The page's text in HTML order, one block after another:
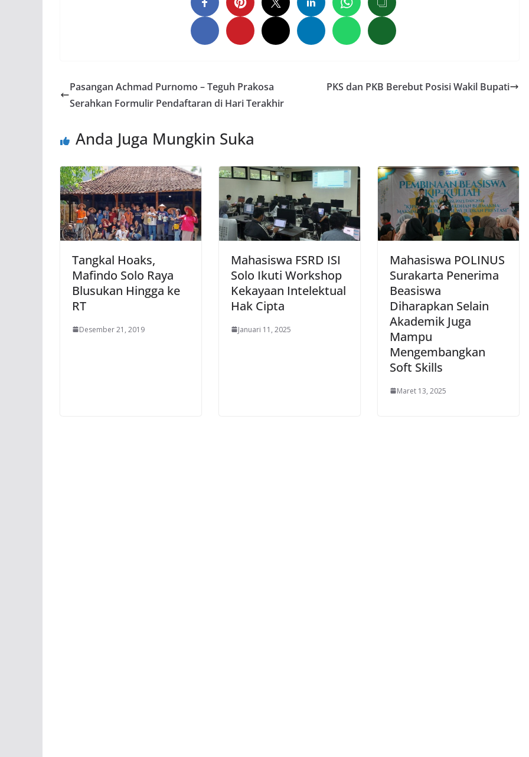
Pasangan Achmad Purnomo – Teguh Prakosa
Serahkan Formulir Pendaftaran di Hari Terakhir
PKS dan PKB Berebut Posisi Wakil Bupati
Anda Juga Mungkin Suka
Tangkal Hoaks,
Mafindo Solo Raya
Blusukan Hingga ke
RT
Desember 21, 2019
Mahasiswa FSRD ISI
Solo Ikuti Workshop
Kekayaan Intelektual
Hak Cipta
Januari 11, 2025
Mahasiswa POLINUS
Surakarta Penerima
Beasiswa
Diharapkan Selain
Akademik Juga
Mampu
Mengembangkan
Soft Skills
Maret 13, 2025